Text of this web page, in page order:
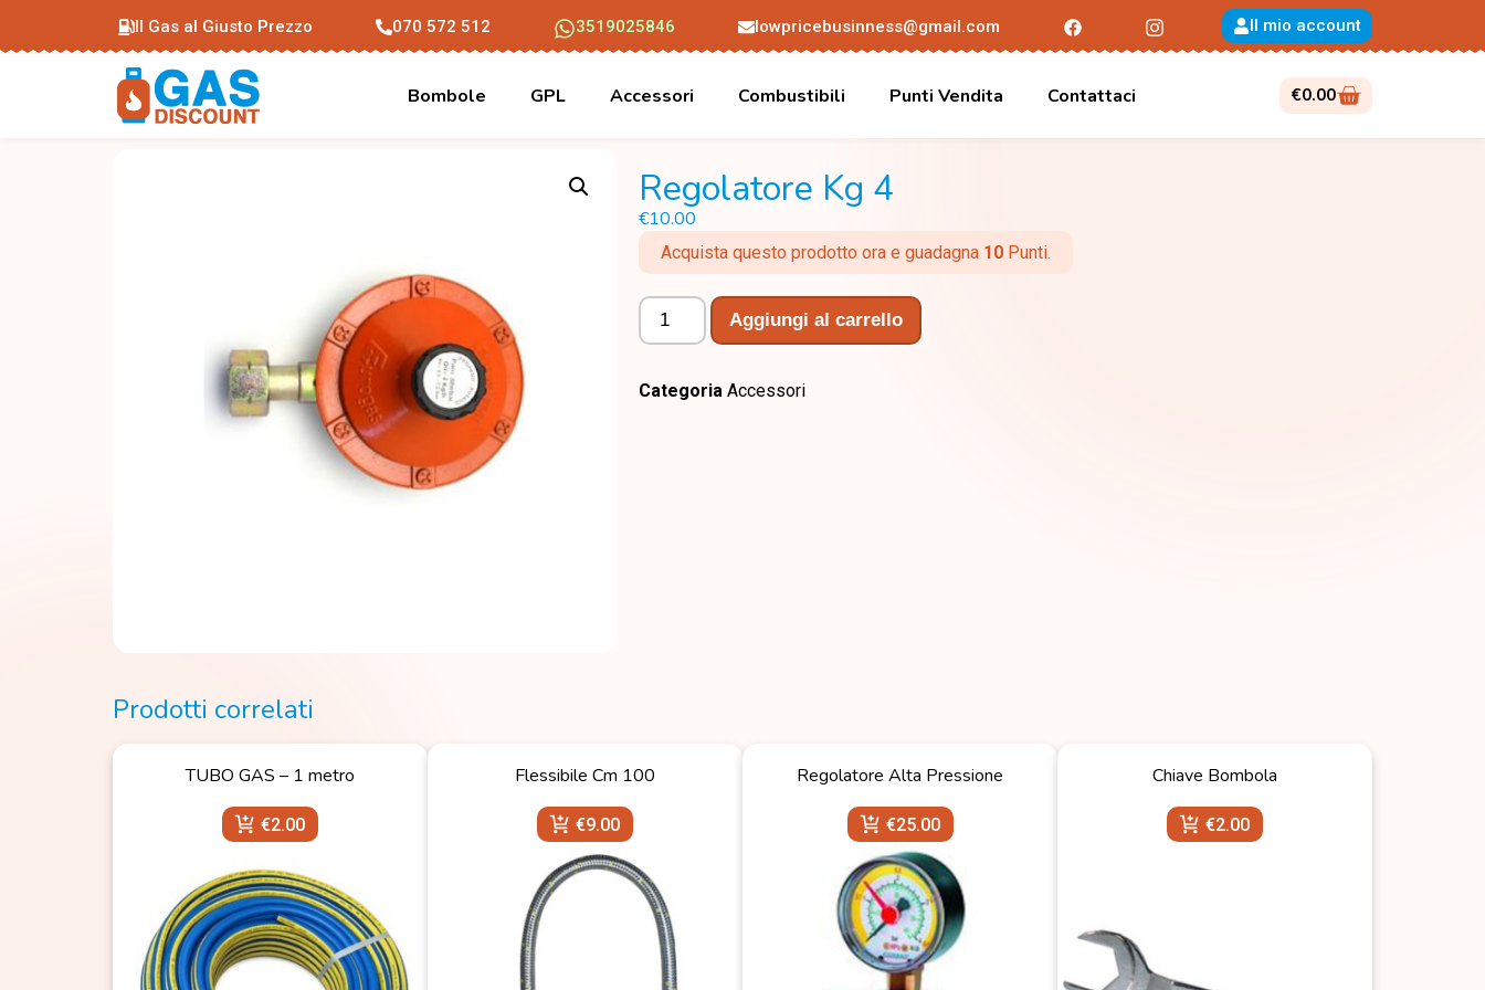
Il Gas al Giusto Prezzo 070 572 512 3519025846 lowpricebusinness@gmail.com Il mio account
Bombole GPL Accessori Combustibili Punti Vendita Contattaci €0.00
Regolatore Kg 4
€10.00
Acquista questo prodotto ora e guadagna 10 Punti.
Aggiungi al carrello
Categoria Accessori
Prodotti correlati
TUBO GAS – 1 metro
€2.00
Flessibile Cm 100
€9.00
Regolatore Alta Pressione
€25.00
Chiave Bombola
€2.00